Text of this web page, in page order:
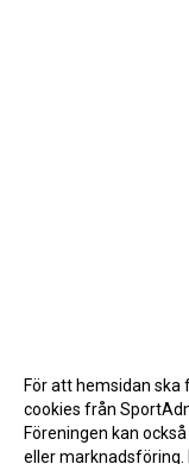
För att hemsidan
cookies från
Föreningen kan
eller marknadsföring.